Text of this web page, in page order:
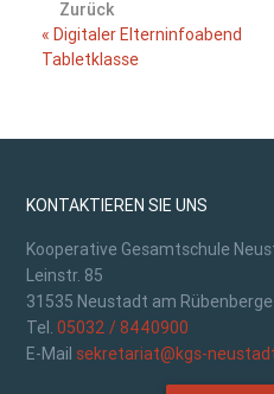
Zurück
« Digitaler Elterninfoabend
Tabletklasse
KONTAKTIEREN SIE UNS
Kooperative Gesamtschule
Leinstr. 85
31535 Neustadt am Rübenberge
Tel.05032 / 8440900
E-Mail sekretariat@kgs-